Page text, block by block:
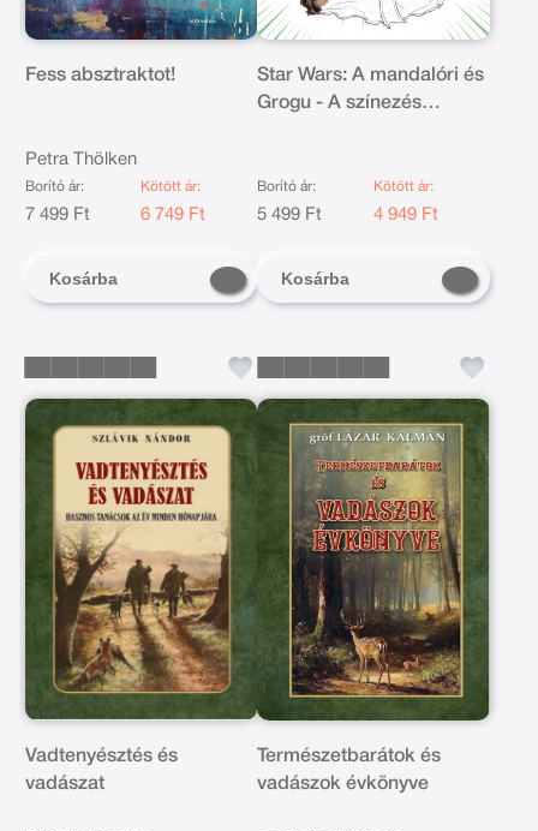
Fess absztraktot!
Petra Thölken
Borító ár:
7 499 Ft
Kötött ár:
6 749 Ft
Kosárba
Star Wars: A mandalóri és
Grogu - A színezés
Borító ár:
5 499 Ft
Kötött ár:
4 949 Ft
Kosárba
Vadtenyésztés és
vadászat
Természetbarátok és
vadászok évkönyve